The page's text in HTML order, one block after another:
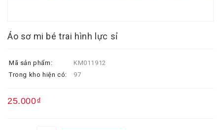
Áo sơ mi bé trai hình lực sỉ
Mã sản phẩm:
KM011912
Trong kho hiện có:
97
25.000₫